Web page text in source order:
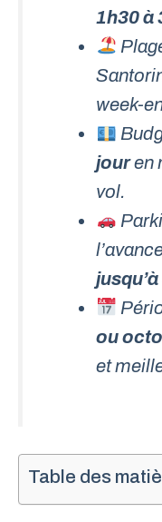
1h30 à
week-
jouren
vol.
ou
et
Table des